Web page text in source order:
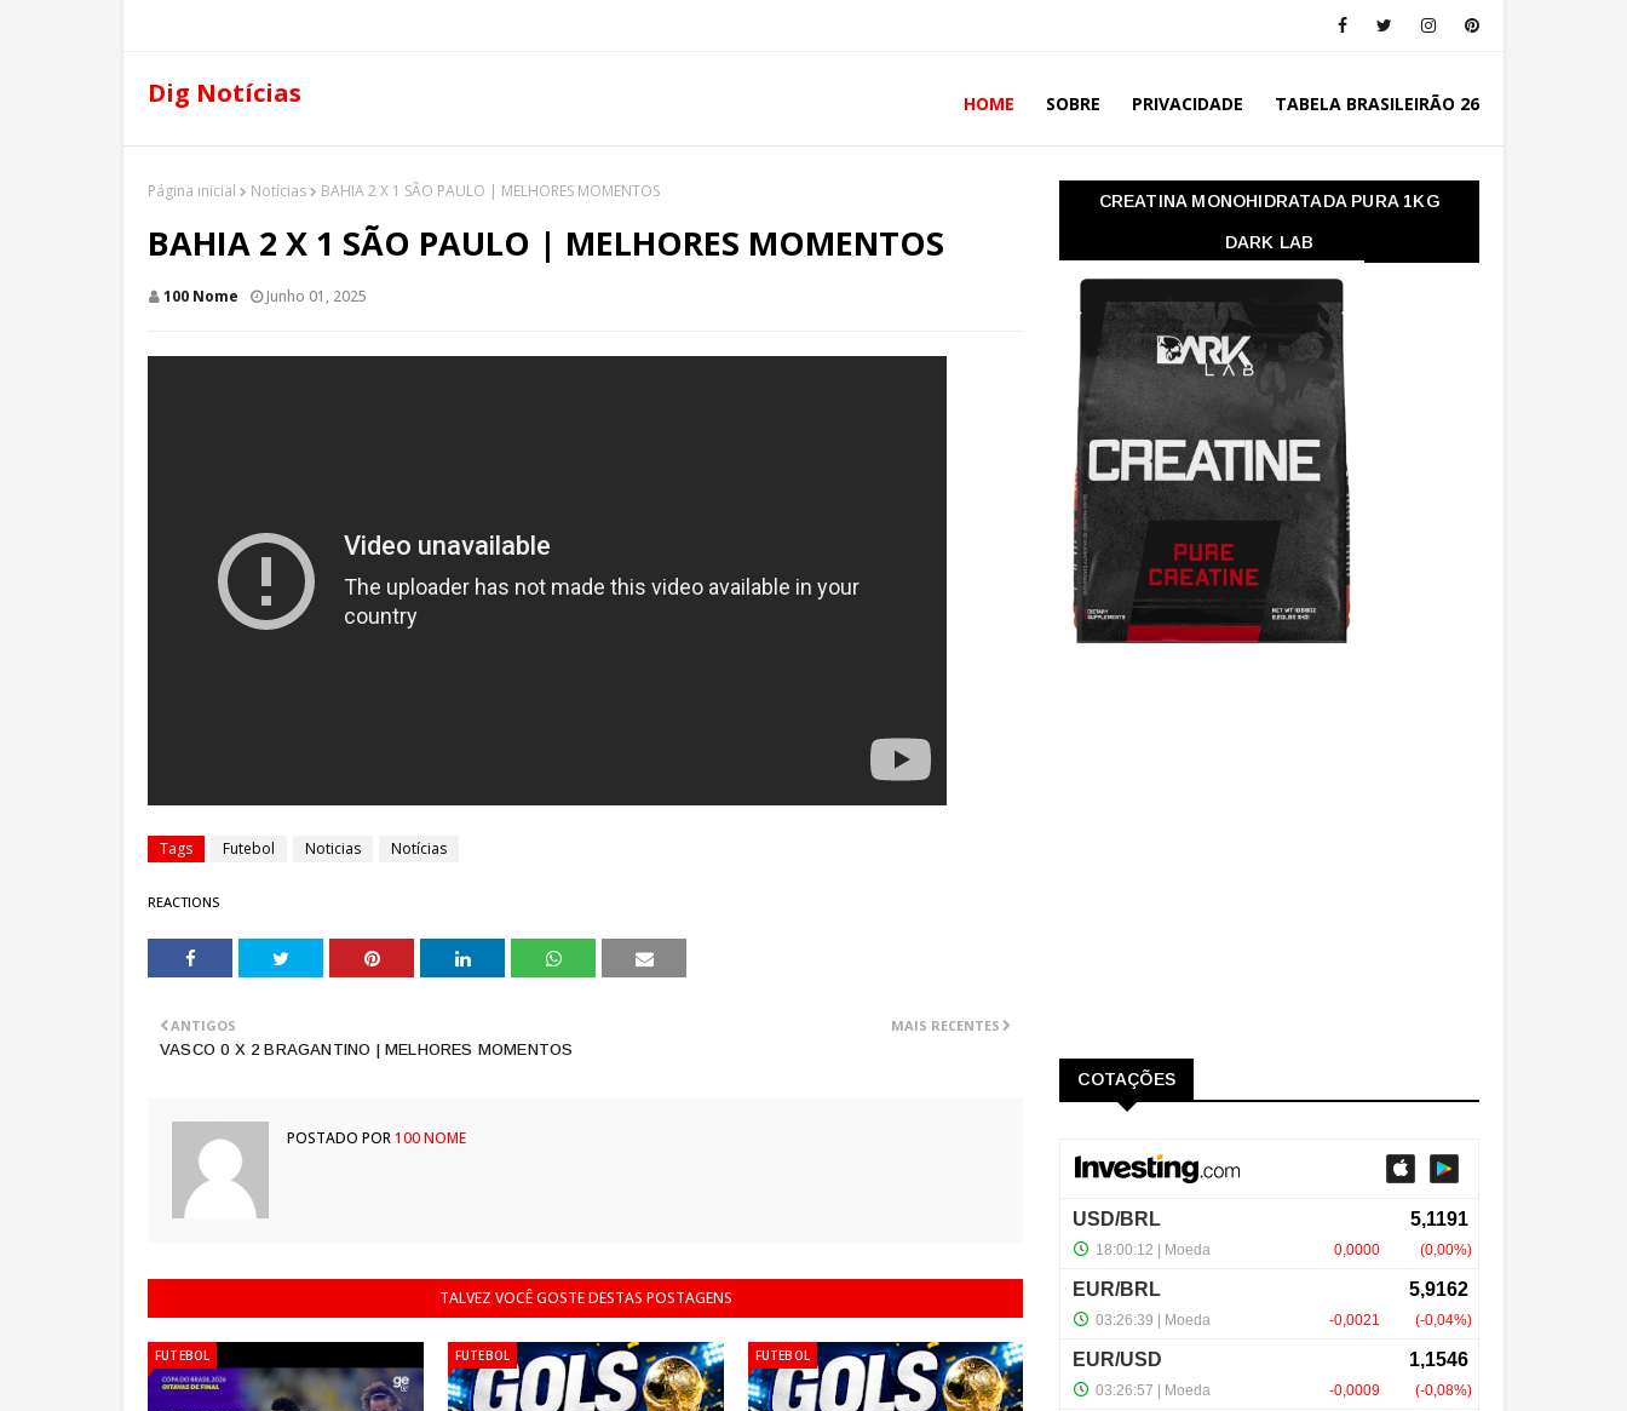
Dig Notícias HOME SOBRE PRIVACIDADE TABELA BRASILEIRÃO 26
Página inicial Notícias BAHIA 2 X 1 SÃO PAULO | MELHORES MOMENTOS
BAHIA 2 X 1 SÃO PAULO | MELHORES MOMENTOS
100 Nome Junho 01, 2025
Tags Futebol Noticias Notícias
REACTIONS
MAIS RECENTES
ANTIGOS
VASCO 0 X 2 BRAGANTINO | MELHORES MOMENTOS
POSTADO POR100 NOME
TALVEZ VOCÊ GOSTE DESTAS POSTAGENS
FUTEBOL FUTEBOL FUTEBOL
CREATINA MONOHIDRATADA PURA 1KG
DARK LAB
COTAÇÕES